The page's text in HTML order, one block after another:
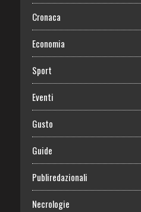
Cronaca
Economia
Sport
Eventi
Gusto
Guide
Publiredazionali
Necrologie